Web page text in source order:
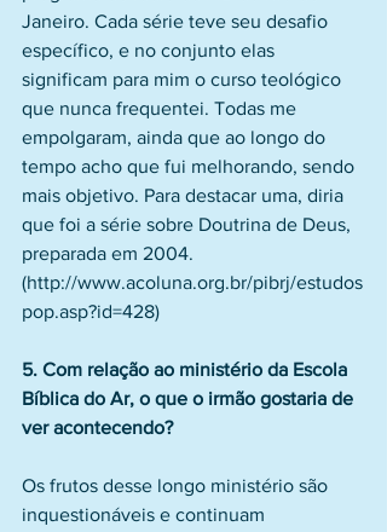
Janeiro. Cada série teve seu desafio
específico, e no conjunto elas
significam para mim o curso teológico
que nunca frequentei. Todas me
empolgaram, ainda que ao longo do
tempo acho que fui melhorando, sendo
mais objetivo. Para destacar uma, diria
que foi a série sobre Doutrina de Deus,
preparada em 2004.
(http://www.acoluna.org.br/pibrj/estudos
pop.asp?id=428)
5. Com relação ao ministério da Escola
Bíblica do Ar, o que o irmão gostaria de
ver acontecendo?
Os frutos desse longo ministério são
inquestionáveis e continuam